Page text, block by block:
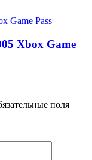
Xbox Game
поля